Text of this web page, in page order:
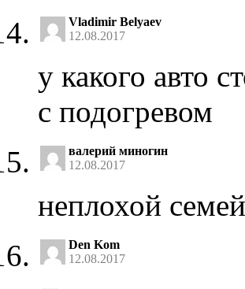
Vladimir Belyaev
12.08.2017
у какого авто
с подогревом
валерий миногин
12.08.2017
неплохой
Den Kom
12.08.2017